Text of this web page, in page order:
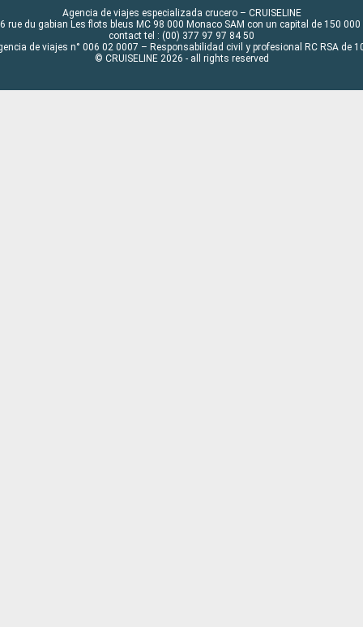
Agencia de viajes especializada crucero – CRUISELINE
rue du gabian Les flots bleus MC 98 000 Monaco SAM con un capital de 150 000
contact tel : (00) 377 97 97 84 50
de viajes n° 006 02 0007 – Responsabilidad civil y profesional RC RSA de
© CRUISELINE 2026 - all rights reserved